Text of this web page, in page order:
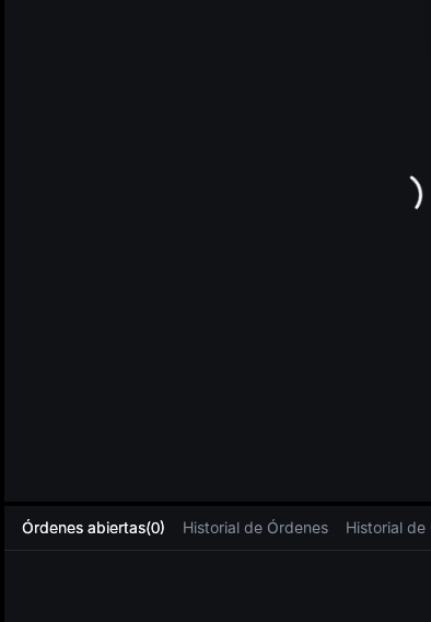
Órdenes abiertas(0) Historial de Órdenes Historial de